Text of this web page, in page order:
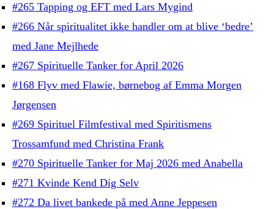
#265 Tapping og EFT med Lars Mygind
#266 Når spiritualitet ikke handler om at blive ‘bedre’
med Jane Mejlhede
#267 Spirituelle Tanker for April 2026
#168 Flyv med Flawie, børnebog af Emma Morgen
Jørgensen
#269 Spirituel Filmfestival med Spiritismens
Trossamfund med Christina Frank
#270 Spirituelle Tanker for Maj 2026 med Anabella
#271 Kvinde Kend Dig Selv
#272 Da livet bankede på med Anne Jeppesen